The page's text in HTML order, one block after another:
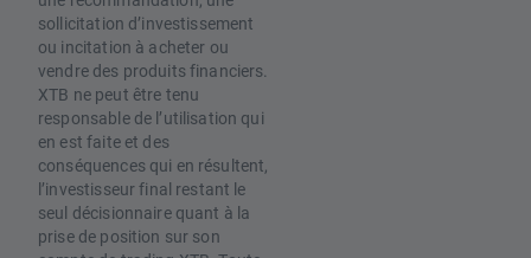
sollicitation d’investissement
ou incitation à acheter ou
vendre des produits financiers.
XTB ne peut être tenu
responsable de l’utilisation qui
en est faite et des
conséquences qui en résultent,
l’investisseur final restant le
seul décisionnaire quant à la
prise de position sur son